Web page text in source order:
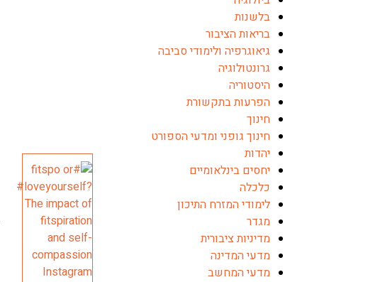
בלשנות
בריאות הציבור
גיאוגרפיה ולימודי סביבה
גרונטולוגיה
היסטוריה
הפרעות בתקשורת
חינוך
חינוך גופני ומדעי הספורט
יהדות
יחסים בינלאומיים
כלכלה
לימודי המזרח התיכון
מגדר
מדיניות ציבורית
מדעי המדינה
מדעי המחשב